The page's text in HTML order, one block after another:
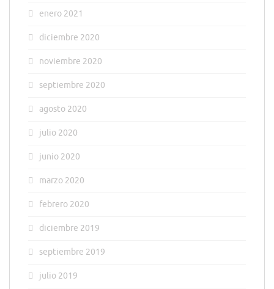
enero 2021
diciembre 2020
noviembre 2020
septiembre 2020
agosto 2020
julio 2020
junio 2020
marzo 2020
febrero 2020
diciembre 2019
septiembre 2019
julio 2019